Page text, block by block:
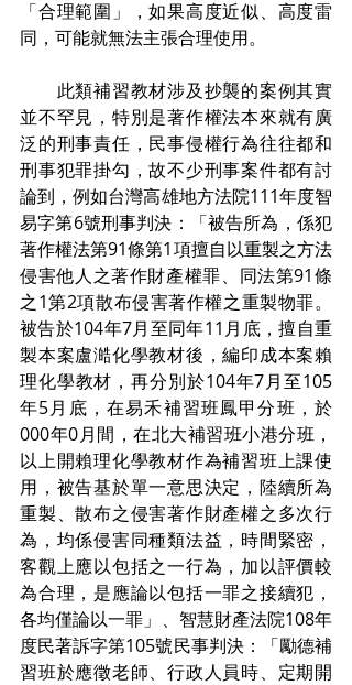
「合理範圍」，如果高度近似、高度雷
同，可能就無法主張合理使用。
此類補習教材涉及抄襲的案例其實
並不罕見，特別是著作權法本來就有廣
泛的刑事責任，民事侵權行為往往都和
刑事犯罪掛勾，故不少刑事案件都有討
論到，例如台灣高雄地方法院111年度智
易字第6號刑事判決：「被告所為，係犯
著作權法第91條第1項擅自以重製之方法
侵害他人之著作財產權罪、同法第91條
之1第2項散布侵害著作權之重製物罪。
被告於104年7月至同年11月底，擅自重
製本案盧澔化學教材後，編印成本案賴
理化學教材，再分別於104年7月至105
年5月底，在易禾補習班鳳甲分班，於
000年0月間，在北大補習班小港分班，
以上開賴理化學教材作為補習班上課使
用，被告基於單一意思決定，陸續所為
重製、散布之侵害著作財產權之多次行
為，均係侵害同種類法益，時間緊密，
客觀上應以包括之一行為，加以評價較
為合理，是應論以包括一罪之接續犯，
各均僅論以一罪」、智慧財產法院108年
度民著訴字第105號民事判決：「勵德補
習班於應徵老師、行政人員時、定期開